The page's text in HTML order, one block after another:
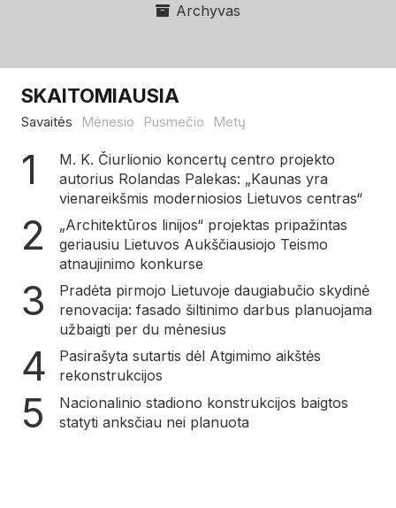
Archyvas
SKAITOMIAUSIA
Savaitės Mėnesio Pusmečio Metų
M. K. Čiurlionio koncertų centro projekto
autorius Rolandas Palekas: „Kaunas yra
vienareikšmis moderniosios Lietuvos centras“
„Architektūros linijos“ projektas pripažintas
geriausiu Lietuvos Aukščiausiojo Teismo
atnaujinimo konkurse
Pradėta pirmojo Lietuvoje daugiabučio skydinė
renovacija: fasado šiltinimo darbus planuojama
užbaigti per du mėnesius
Pasirašyta sutartis dėl Atgimimo aikštės
rekonstrukcijos
Nacionalinio stadiono konstrukcijos baigtos
statyti anksčiau nei planuota